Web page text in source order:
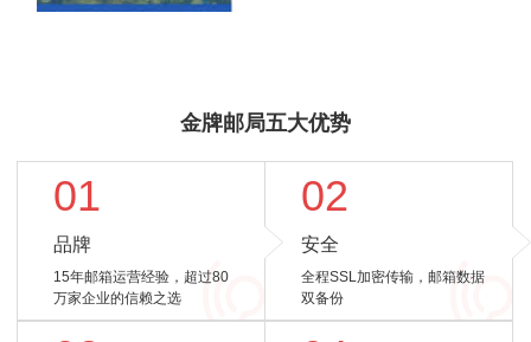
金牌邮局五大优势
01
品牌
15年邮箱运营经验，超过80
万家企业的信赖之选
02
安全
全程SSL加密传输，邮箱数据
双备份